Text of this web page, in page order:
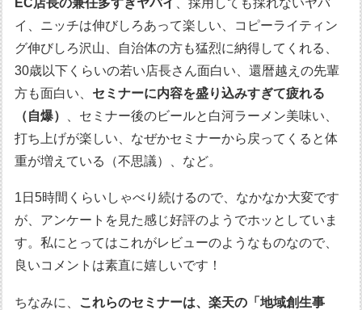
イ、ニッチは伸びしろあって楽しい、コピーライティン
グ伸びしろ沢山、自治体の方も猛烈に納得してくれる、
30歳以下くらいの若い店長さん面白い、還暦越えの先輩
方も面白い、 セミナーに内容を盛り込みすぎて疲れる
（自爆）
、セミナー後のビールと白河ラーメン美味い、
打ち上げが楽しい、なぜかセミナーから戻ってくると体
重が増えている（不思議）、など。
1日5時間くらいしゃべり続けるので、なかなか大変です
が、アンケートを見た感じ好評のようでホッとしていま
す。私にとってはこれがレビューのようなものなので、
良いコメントは素直に嬉しいです！
ちなみに、 これらのセミナーは、楽天の「地域創生事